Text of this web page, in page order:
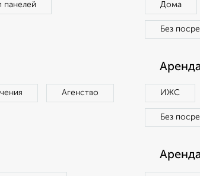
панелей Дома
Без
Агенство ИЖС
Без